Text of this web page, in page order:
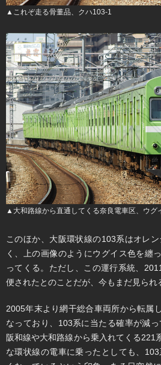
▲これぞ走る骨董品、クハ103-1
▲大和路線から直通してくる奈良電車区、ウグ
このほか、大阪環状線の103系はオレ
く、上の画像のようにウグイス色を纏
ってくる。ただし、この運行系統、
便されたとのことだが、今もまだ見られ
2005年末より網干総合車両所から転属
なっており、103系に当たる確率が減っ
阪和線や大和路線から乗入れてくる221
な環状線の電車に乗ったとしても、